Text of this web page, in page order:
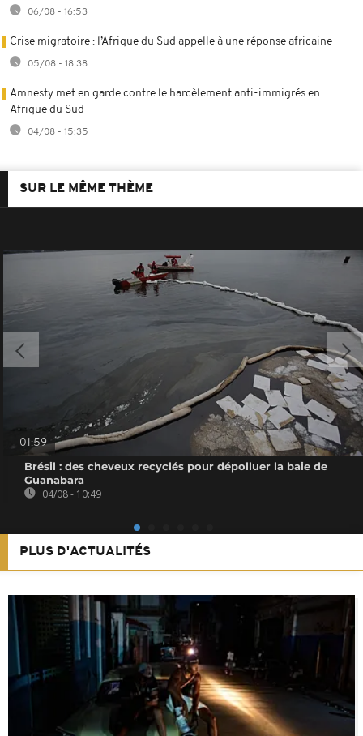
06/08 - 16:53
Crise migratoire : l’Afrique du Sud appelle à une réponse africaine
05/08 - 18:38
Amnesty met en garde contre le harcèlement anti-immigrés en
Afrique du Sud
04/08 - 15:35
SUR LE MÊME THÈME
01:59
Brésil : des cheveux recyclés pour dépolluer la baie de
Guanabara
04/08 - 10:49
PLUS D'ACTUALITÉS